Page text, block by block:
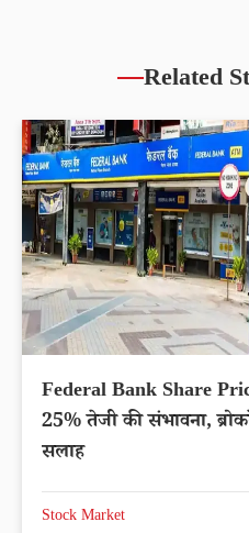
Related
Federal Bank Share
25% तेजी की संभावना,
सलाह
Stock Market